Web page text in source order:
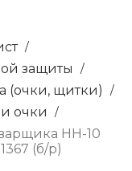
/
защиты /
(очки, щитки) /
очки /
НН-10
(б/р)